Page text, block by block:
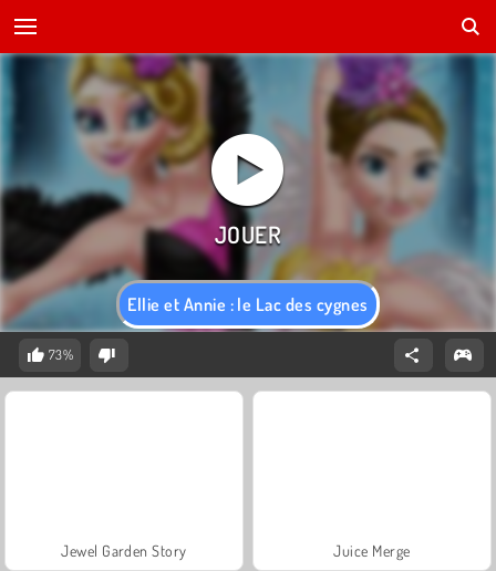
Ellie et Annie : le Lac des cygnes
73%
Jewel Garden Story Juice Merge